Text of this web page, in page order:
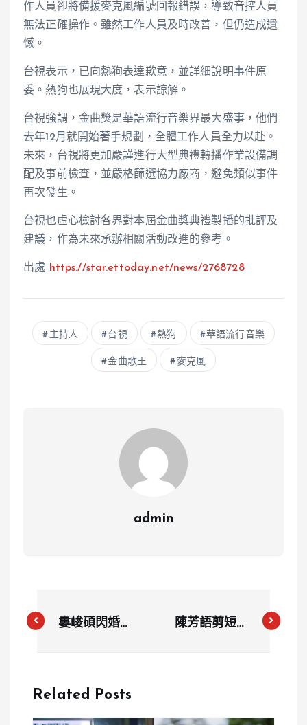
作人員卻將備援麥克風編號回報錯誤，導致音控人員
無法正確操作。雖然工作人員及時改善，但仍造成遺
憾。
台視表示，已向熱狗表達歉意，並詳細說明事件原
委。熱狗也展現大度，表示諒解。
台視強調，金曲獎是華語流行音樂界最大盛事，他們
去年12月就開始著手規劃，全體工作人員全力以赴。
未來，台視將更加嚴謹進行大型典禮轉播作業設備調
配及事前檢查，並嚴格篩選協力廠商，避免類似事件
再次發生。
台視也虛心檢討各界對本屆金曲獎典禮製播的批評及
建議，作為未來承辦相關活動改進的參考。
出處 https://star.ettoday.net/news/2768728
主持人 台視 熱狗 華語流行音樂
金曲歌王 麥克風
admin
婁峻碩閃婚登
他曝缺席香港
陳芳語剪短髮
Related Posts